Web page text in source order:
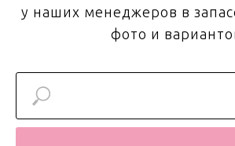
у наших менеджеров в
фото и